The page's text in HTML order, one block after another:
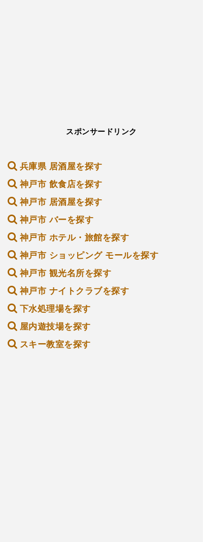
スポンサードリンク
兵庫県 居酒屋を探す
神戸市 飲食店を探す
神戸市 居酒屋を探す
神戸市 バーを探す
神戸市 ホテル・旅館を探す
神戸市 ショッピング モールを探す
神戸市 観光名所を探す
神戸市 ナイトクラブを探す
下水処理場を探す
屋内遊技場を探す
スキー教室を探す